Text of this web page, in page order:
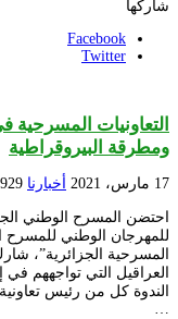
شاركها
Facebook
Twitter
التعاونيات المسرحية
ومطرقة البيروقراطية
17 مارس، 2021 أخبارنا 929
للمهرجان الوطني للمسرح
المسرحية الجزائرية”،
العراقيل التي تواجههم
الندوة كل من رئيس
…